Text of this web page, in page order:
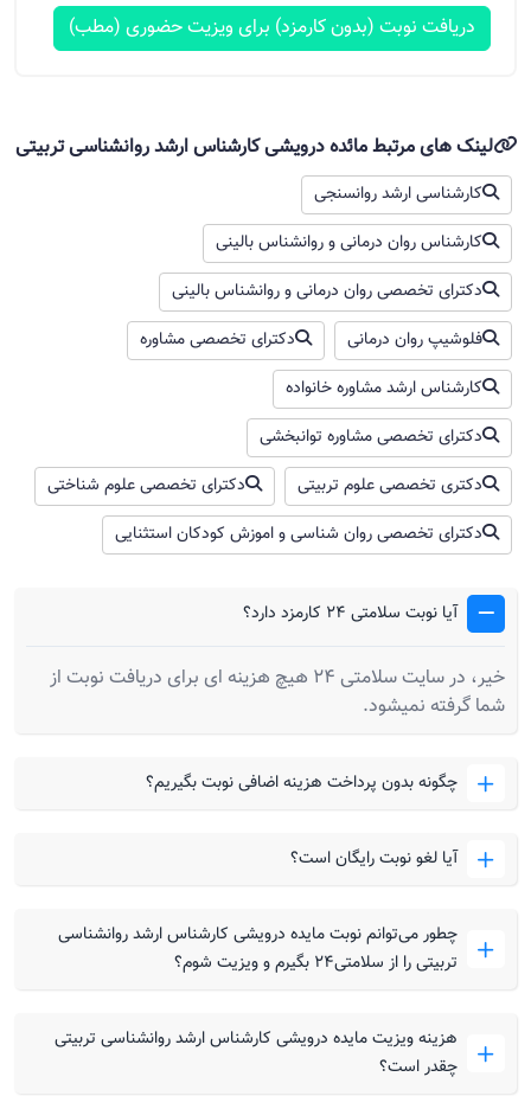
دریافت نوبت (بدون کارمزد) برای ویزیت حضوری (مطب)
لینک های مرتبط مائده درویشی کارشناس ارشد روانشناسی تربیتی
کارشناسی ارشد روانسنجی
کارشناس روان درمانی و روانشناس بالینی
دکترای تخصصی روان درمانی و روانشناس بالینی
فلوشیپ روان‌ درمانی
دکترای تخصصی مشاوره
کارشناس ارشد مشاوره خانواده
دکترای تخصصی مشاوره توانبخشی
دکتری تخصصی علوم تربیتی
دکترای تخصصی علوم شناختی
دکترای تخصصی روان شناسی و اموزش کودکان استثنایی
آیا نوبت سلامتی 24 کارمزد دارد؟
خیر، در سایت سلامتی 24 هیچ هزینه ای برای دریافت نوبت از
شما گرفته نمیشود.
چگونه بدون پرداخت هزینه اضافی نوبت بگیریم؟
آیا لغو نوبت رایگان است؟
چطور می‌توانم نوبت مایده درویشی کارشناس ارشد روانشناسی
تربیتی را از سلامتی۲۴ بگیرم و ویزیت شوم؟
هزینه ویزیت مایده درویشی کارشناس ارشد روانشناسی تربیتی
چقدر است؟